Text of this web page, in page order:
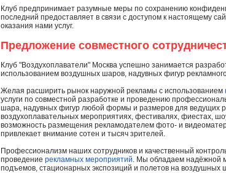
Клуб предпринимает разумные меры по сохранению
последний предоставляет в связи с доступом к настоящему
оказания нами услуг.
Предложение совместного
Клуб "Воздухоплаватели" Москва успешно занимается
использованием воздушных шаров, надувных фигур
Желая расширить рынок наружной рекламы с использованием
услуги по совместной разработке и проведению
шара, надувных фигур любой формы и размеров для ведущих
воздухоплавательных мероприятиях, фестивалях, фиестах,
возможность размещения рекламодателем фото- и
привлекает внимание сотен и тысяч зрителей.
Профессионализм наших сотрудников и качественный
проведение рекламных мероприятий. Мы обладаем надёжной
подъемов, стационарных экспозиций и полетов на